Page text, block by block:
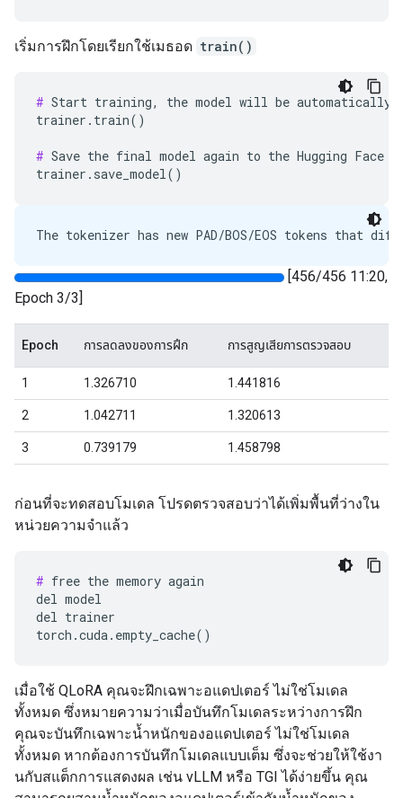
เริ่มการฝึกโดยเรียกใช้เมธอด train()
# Start training, the model will be automatically
trainer.train()
# Save the final model again to the Hugging Face
ก่อนที่จะทดสอบโมเดล โปรดตรวจสอบว่าได้เพิ่มพื้นที่ว่างใน
หน่วยความจำแล้ว
# free the memory again
del model
del trainer
เมื่อใช้ QLoRA คุณจะฝึกเฉพาะอแดปเตอร์ ไม่ใช่โมเดล
ทั้งหมด ซึ่งหมายความว่าเมื่อบันทึกโมเดลระหว่างการฝึก
คุณจะบันทึกเฉพาะน้ำหนักของอแดปเตอร์ ไม่ใช่โมเดล
ทั้งหมด หากต้องการบันทึกโมเดลแบบเต็ม ซึ่งจะช่วยให้ใช้งา
นกับสแต็กการแสดงผล เช่น vLLM หรือ TGI ได้ง่ายขึ้น คุณ